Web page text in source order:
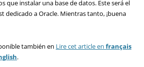
que instalar una base de datos. Este será el
dedicado a Oracle. Mientras tanto, ¡buena
también en Lire cet article en français
.